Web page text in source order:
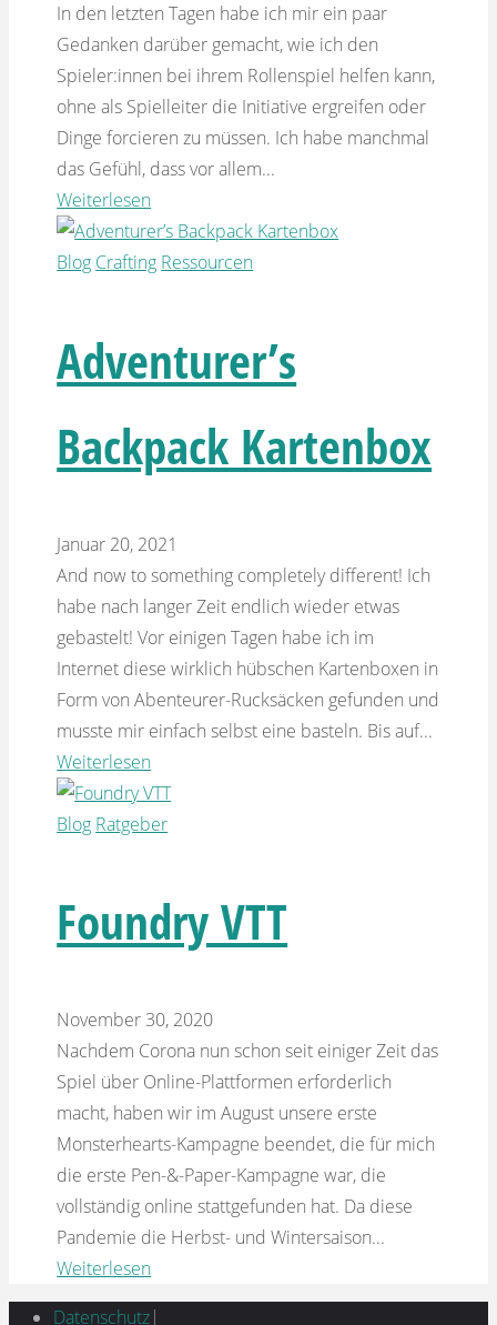
In den letzten Tagen habe ich mir ein paar
Gedanken darüber gemacht, wie ich den
Spieler:innen bei ihrem Rollenspiel helfen kann,
ohne als Spielleiter die Initiative ergreifen oder
Dinge forcieren zu müssen. Ich habe manchmal
das Gefühl, dass vor allem...
Weiterlesen
Blog Crafting Ressourcen
Adventurer’s
Backpack Kartenbox
Januar 20, 2021
And now to something completely different! Ich
habe nach langer Zeit endlich wieder etwas
gebastelt! Vor einigen Tagen habe ich im
Internet diese wirklich hübschen Kartenboxen in
Form von Abenteurer-Rucksäcken gefunden und
musste mir einfach selbst eine basteln. Bis auf...
Weiterlesen
Blog Ratgeber
Foundry VTT
November 30, 2020
Nachdem Corona nun schon seit einiger Zeit das
Spiel über Online-Plattformen erforderlich
macht, haben wir im August unsere erste
Monsterhearts-Kampagne beendet, die für mich
die erste Pen-&-Paper-Kampagne war, die
vollständig online stattgefunden hat. Da diese
Pandemie die Herbst- und Wintersaison...
Weiterlesen
Datenschutz|